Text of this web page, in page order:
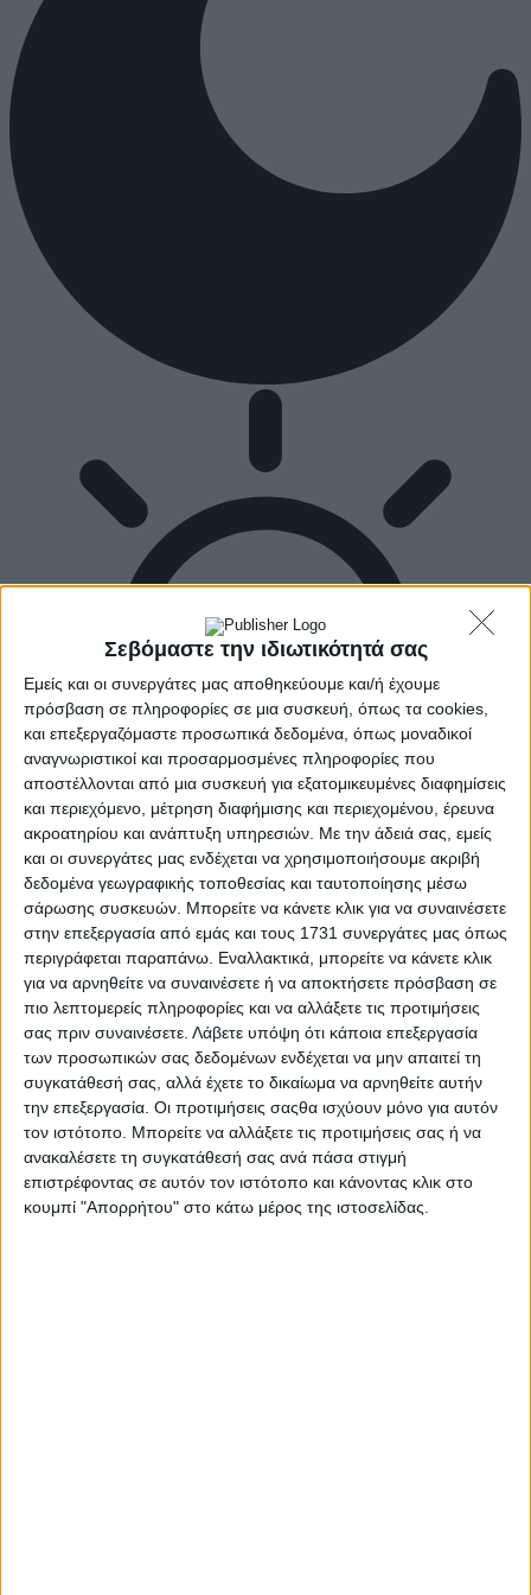
Σεβόμαστε την ιδιωτικότητά σας
Εμείς και οι συνεργάτες μας αποθηκεύουμε και/ή έχουμε
πρόσβαση σε πληροφορίες σε μια συσκευή, όπως τα cookies,
και επεξεργαζόμαστε προσωπικά δεδομένα, όπως μοναδικοί
αναγνωριστικοί και προσαρμοσμένες πληροφορίες που
αποστέλλονται από μια συσκευή για εξατομικευμένες διαφημίσεις
και περιεχόμενο, μέτρηση διαφήμισης και περιεχομένου, έρευνα
ακροατηρίου και ανάπτυξη υπηρεσιών. Με την άδειά σας, εμείς
και οι συνεργάτες μας ενδέχεται να χρησιμοποιήσουμε ακριβή
δεδομένα γεωγραφικής τοποθεσίας και ταυτοποίησης μέσω
σάρωσης συσκευών. Μπορείτε να κάνετε κλικ για να συναινέσετε
στην επεξεργασία από εμάς και τους 1731 συνεργάτες μας όπως
περιγράφεται παραπάνω. Εναλλακτικά, μπορείτε να κάνετε κλικ
για να αρνηθείτε να συναινέσετε ή να αποκτήσετε πρόσβαση σε
πιο λεπτομερείς πληροφορίες και να αλλάξετε τις προτιμήσεις
σας πριν συναινέσετε. Λάβετε υπόψη ότι κάποια επεξεργασία
των προσωπικών σας δεδομένων ενδέχεται να μην απαιτεί τη
συγκατάθεσή σας, αλλά έχετε το δικαίωμα να αρνηθείτε αυτήν
την επεξεργασία. Οι προτιμήσεις σαςθα ισχύουν μόνο για αυτόν
τον ιστότοπο. Μπορείτε να αλλάξετε τις προτιμήσεις σας ή να
ανακαλέσετε τη συγκατάθεσή σας ανά πάσα στιγμή
επιστρέφοντας σε αυτόν τον ιστότοπο και κάνοντας κλικ στο
κουμπί "Απορρήτου" στο κάτω μέρος της ιστοσελίδας.
Αρχική
Ελλάδα
Πολιτική
Εθνικά θέματα
Οικονομία
Αστυνομικό
Διεθνή
Επικοινωνία
Αναζήτηση
Αρχική
Ελλάδα